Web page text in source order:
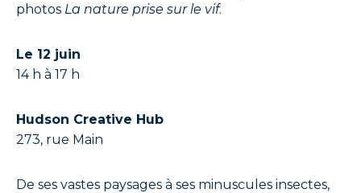
photos La nature prise sur le vif.
Le 12 juin
14 h à 17 h
Hudson Creative Hub
273, rue Main
De ses vastes paysages à ses minuscules insectes,